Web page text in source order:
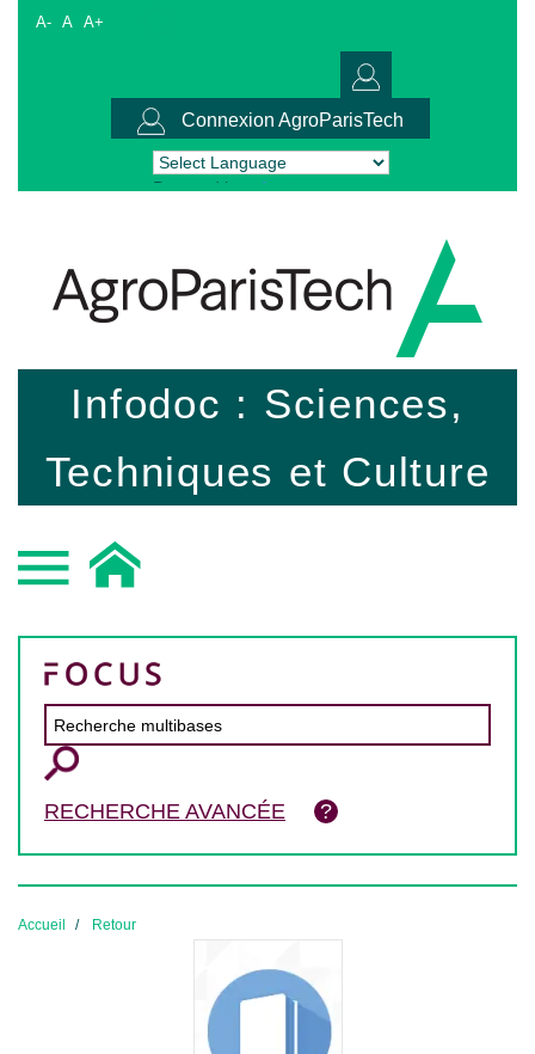
A- A A+
Connexion AgroParisTech
Powered by Translate
Infodoc : Sciences,
Techniques et Culture
RECHERCHE AVANCÉE
Accueil Retour